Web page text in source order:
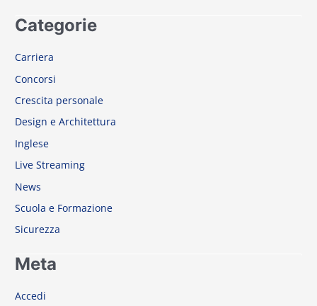
Categorie
Carriera
Concorsi
Crescita personale
Design e Architettura
Inglese
Live Streaming
News
Scuola e Formazione
Sicurezza
Meta
Accedi